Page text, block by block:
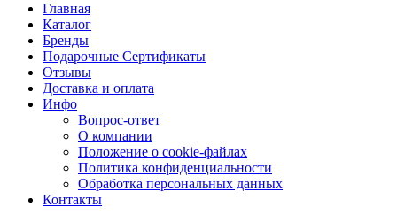
Главная
Каталог
Бренды
Подарочные Сертификаты
Отзывы
Доставка и оплата
Инфо
Вопрос-ответ
О компании
Положение о cookie-файлах
Политика конфиденциальности
Обработка персональных данных
Контакты